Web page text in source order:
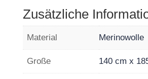
Zusätzliche
Material Merinowolle
Große 140 cm x